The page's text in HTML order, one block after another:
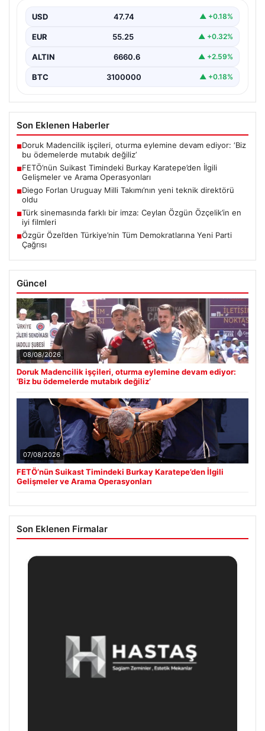
15 Temmuz darbe girişimi sırasında Cumhurbaşkanı
planında yer…
USD 47.74 ▲ +0.18%
EUR 55.25 ▲ +0.32%
ALTIN 6660.6 ▲ +2.59%
BTC 3100000 ▲ +0.18%
Son Eklenen Haberler
■Doruk Madencilik işçileri, oturma eylemine devam ediyor: ‘Biz
bu ödemelerde mutabık değiliz’
■FETÖ’nün Suikast Timindeki Burkay Karatepe’den İlgili
Gelişmeler ve Arama Operasyonları
■Diego Forlan Uruguay Milli Takımı’nın yeni teknik direktörü
oldu
■Türk sinemasında farklı bir imza: Ceylan Özgün Özçelik’in en
iyi filmleri
■Özgür Özel’den Türkiye’nin Tüm Demokratlarına Yeni Parti
Çağrısı
Güncel
08/08/2026
Doruk Madencilik işçileri, oturma eylemine devam ediyor:
‘Biz bu ödemelerde mutabık değiliz’
07/08/2026
FETÖ’nün Suikast Timindeki Burkay Karatepe’den İlgili
Gelişmeler ve Arama Operasyonları
Son Eklenen Firmalar